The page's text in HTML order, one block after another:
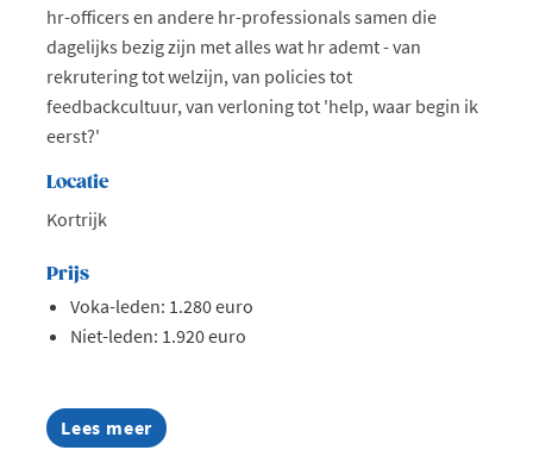
hr-officers en andere hr-professionals samen die
dagelijks bezig zijn met alles wat hr ademt - van
rekrutering tot welzijn, van policies tot
feedbackcultuur, van verloning tot 'help, waar begin ik
eerst?'
Locatie
Kortrijk
Prijs
Voka-leden: 1.280 euro
Niet-leden: 1.920 euro
Lees meer
about